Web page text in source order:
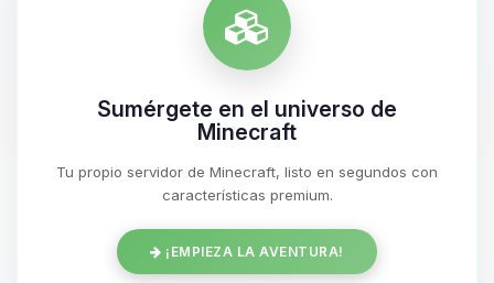
Sumérgete en el universo de
Minecraft
Tu propio servidor de Minecraft, listo en segundos con
características premium.
¡EMPIEZA LA AVENTURA!